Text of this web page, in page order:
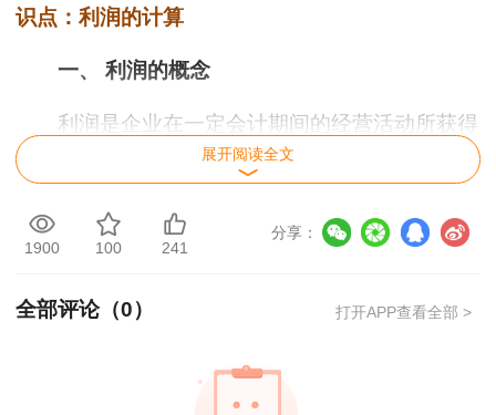
识点：利润的计算
一、 利润的概念
利润是企业在一定会计期间的经营活动所获得
的各项收入抵减各项支出后的净额以及直接计入当
期利润的利得和损失等。其中，直接计入当期利润
的利得和损失，是指应当计入当期损益、会导致所
有者权益发生增减变动的、与所有者投入资本或者
展开阅读全文
1900 100 241
分享：
全部评论（0） 打开APP查看全部 >